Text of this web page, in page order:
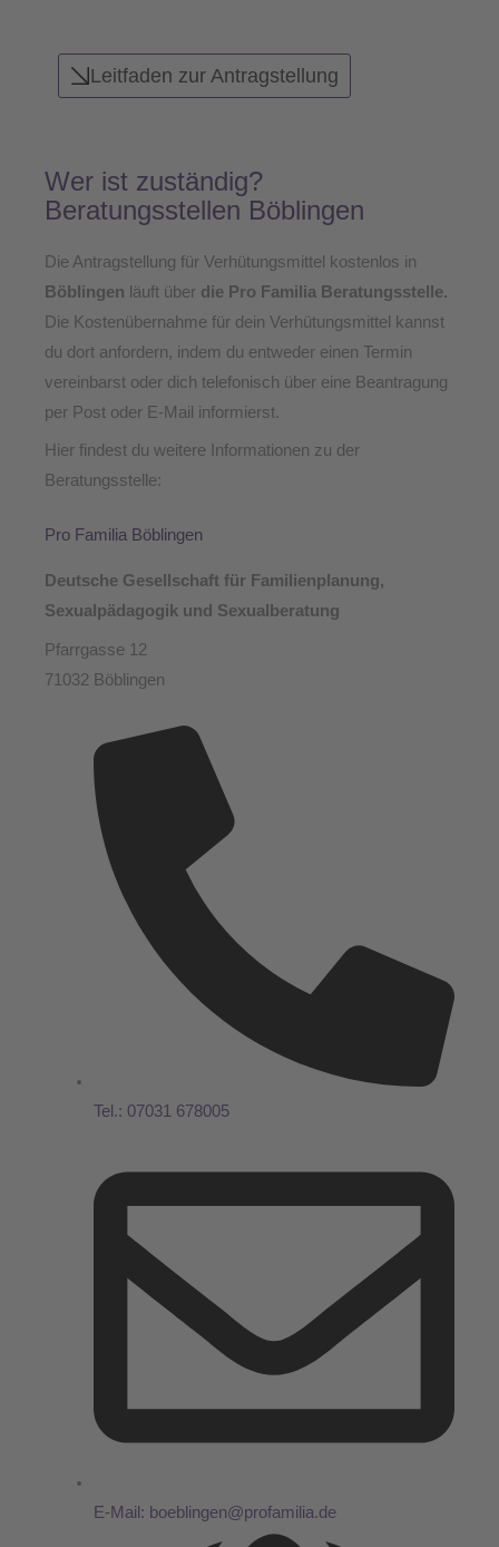
Leitfaden zur Antragstellung
Wer ist zuständig?
Beratungsstellen Böblingen
Die Antragstellung für Verhütungsmittel kostenlos in
Böblingen läuft über die Pro Familia Beratungsstelle.
Die Kostenübernahme für dein Verhütungsmittel kannst
du dort anfordern, indem du entweder einen Termin
vereinbarst oder dich telefonisch über eine Beantragung
per Post oder E-Mail informierst.
Hier findest du weitere Informationen zu der
Beratungsstelle:
Pro Familia Böblingen
Deutsche Gesellschaft für Familienplanung,
Sexualpädagogik und Sexualberatung
Pfarrgasse 12
71032 Böblingen
Tel.: 07031 678005
E-Mail: boeblingen@profamilia.de